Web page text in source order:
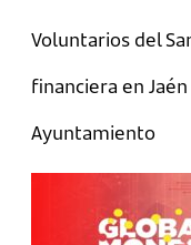
Voluntarios del
financiera en
Ayuntamiento